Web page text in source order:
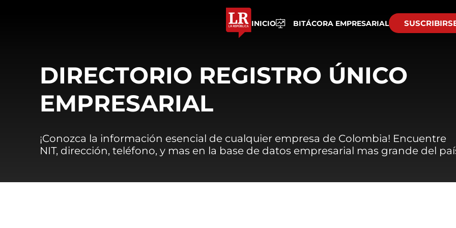
INICIO BITÁCORA EMPRESARIAL
DIRECTORIO REGISTRO ÚNICO
EMPRESARIAL
¡Conozca la información esencial de cualquier empresa de Colombia! Encuentre
NIT, dirección, teléfono, y mas en la base de datos empresarial mas grande del